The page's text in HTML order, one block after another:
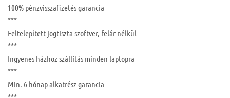
100% pénzvisszafizetés garancia
***
Feltelepített jogtiszta szoftver, felár nélkül
***
Ingyenes házhoz szállítás minden laptopra
***
Min. 6 hónapalkatrész garancia